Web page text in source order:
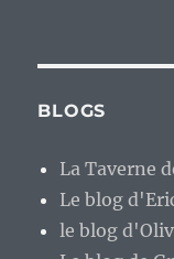
BLOGS
La Taverne
Le blog
le blog